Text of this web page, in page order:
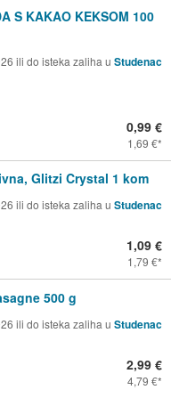
S KAKAO KEKSOM 100
ili do isteka zaliha u Studenac
0,99 €
1,69 €
Glitzi Crystal 1 kom
ili do isteka zaliha u Studenac
1,09 €
1,79 €
500 g
ili do isteka zaliha u Studenac
2,99 €
4,79 €